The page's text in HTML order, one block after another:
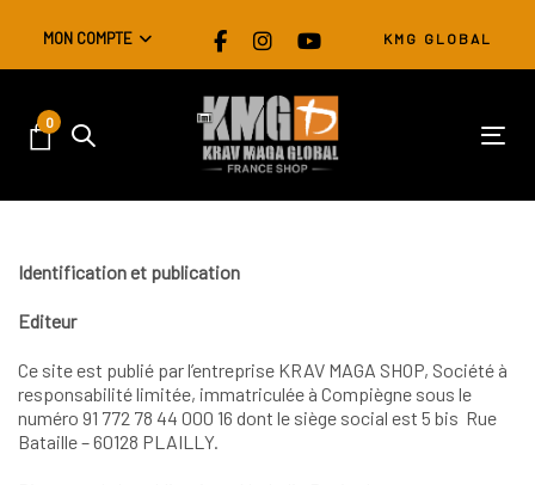
navigation
Skip
MON COMPTE KMG GLOBAL
0
Identification et publication
Editeur
Ce site est publié par l’entreprise KRAV MAGA SHOP, Société à
responsabilité limitée, immatriculée à Compiègne sous le
numéro 91 772 78 44 000 16 dont le siège social est 5 bis Rue
Bataille – 60128 PLAILLY.